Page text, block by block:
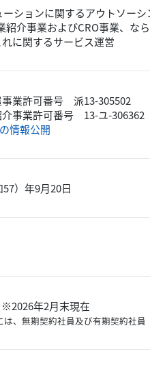
ーションに関するアウトソー
紹介事業およびCRO事業、な
に関するサービス運営
事業許可番号 派13-305502
事業許可番号 13-ユ-306362
情報公開
）年9月20日
年2月末現在
、無期契約社員及び有期契約社員